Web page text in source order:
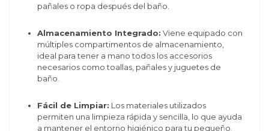
pañales o ropa después del baño.
Almacenamiento Integrado: Viene equipado con
múltiples compartimentos de almacenamiento,
ideal para tener a mano todos los accesorios
necesarios como toallas, pañales y juguetes de
baño.
Fácil de Limpiar: Los materiales utilizados
permiten una limpieza rápida y sencilla, lo que ayuda
a mantener el entorno higiénico para tu pequeño.